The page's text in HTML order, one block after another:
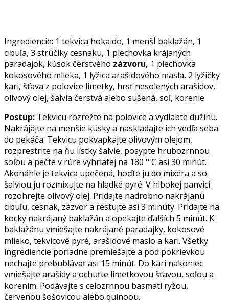
Ingrediencie: 1 tekvica hokaido, 1 menšÍ baklažán, 1
cibuľa, 3 strúčiky cesnaku, 1 plechovka krájaných
paradajok, kúsok čerstvého zázvoru, 1 plechovka
kokosového mlieka, 1 lyžica arašidového masla, 2 lyžičky
kari, šťava z polovice limetky, hrsť nesolených arašidov,
olivový olej, šalvia čerstvá alebo sušená, soľ, korenie
Postup: Tekvicu rozrežte na polovice a vydlabte dužinu.
Nakrájajte na menšie kúsky a naskladajte ich vedľa seba
do pekáča. Tekvicu pokvapkajte olivovým olejom,
rozprestrite na ňu lístky šalvie, posypte hrubozrnnou
soľou a pečte v rúre vyhriatej na 180 ° C asi 30 minút.
Akonáhle je tekvica upečená, hoďte ju do mixéra a so
šalviou ju rozmixujte na hladké pyré. V hlbokej panvici
rozohrejte olivový olej. Pridajte nadrobno nakrájanú
cibuľu, cesnak, zázvor a restujte asi 3 minúty. Pridajte na
kocky nakrájaný baklažán a opekajte ďalších 5 minút. K
baklažánu vmiešajte nakrájané paradajky, kokosové
mlieko, tekvicové pyré, arašidové maslo a kari. Všetky
ingrediencie poriadne premiešajte a pod pokrievkou
nechajte prebublávať asi 15 minút. Do kari nakoniec
vmiešajte arašidy a ochuťte limetkovou šťavou, soľou a
korením. Podávajte s celozrnnou basmati ryžou,
červenou šošovicou alebo quinoou.